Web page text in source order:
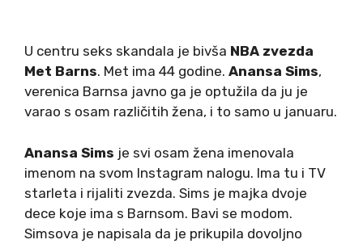
U centru seks skandala je bivša NBA zvezda
Met Barns. Met ima 44 godine. Anansa Sims,
verenica Barnsa javno ga je optužila da ju je
varao s osam različitih žena, i to samo u januaru.
Anansa Sims je svi osam žena imenovala
imenom na svom Instagram nalogu. Ima tu i TV
starleta i rijaliti zvezda. Sims je majka dvoje
dece koje ima s Barnsom. Bavi se modom.
Simsova je napisala da je prikupila dovoljno